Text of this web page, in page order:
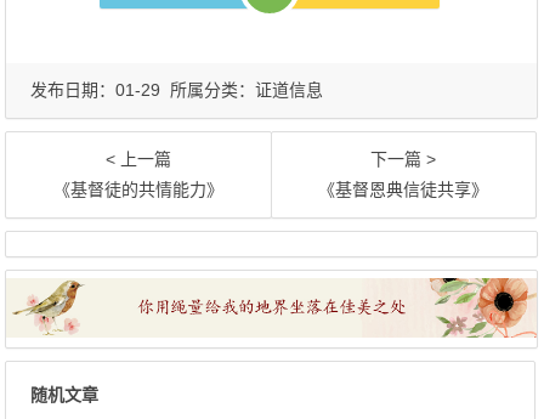
发布日期：01-29 所属分类：证道信息
< 上一篇
《基督徒的共情能力》
下一篇 >
《基督恩典信徒共享》
随机文章